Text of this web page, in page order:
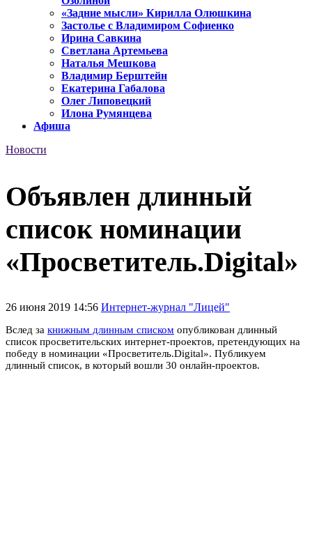
«Задние мысли» Кирилла Олюшкина
Застолье с Владимиром Софиенко
Ирина Савкина
Светлана Артемьева
Наталья Мешкова
Владимир Берштейн
Екатерина Габалова
Олег Липовецкий
Илона Румянцева
Афиша
Новости
Объявлен длинный
список номинации
«Просветитель.Digital»
26 июня 2019 14:56 Интернет-журнал "Лицей"
Вслед за книжным длинным списком опубликован длинный
список просветительских интернет-проектов, претендующих на
победу в номинации «Просветитель.Digital». Публикуем
длинный список, в который вошли 30 онлайн-проектов.